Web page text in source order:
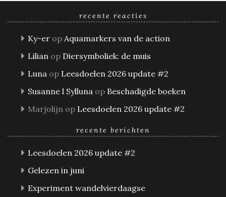
recente reacties
Ky-er op Aquamarkers van de action
Lilian op Diersymboliek: de muis
Luna op Leesdoelen 2026 update #2
Susanne l Sylluna op Beschadigde boeken
Marjolijn op Leesdoelen 2026 update #2
recente berichten
Leesdoelen 2026 update #2
Gelezen in juni
Experiment wandelvierdaagse